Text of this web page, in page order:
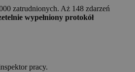
zatrudnionych. Aż 148 zdarzeń
wypełniony protokół
pracy.